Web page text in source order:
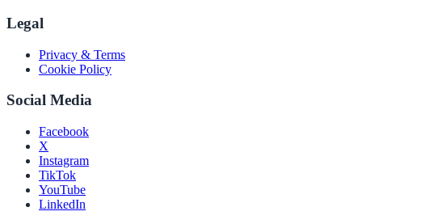
Legal
Privacy & Terms
Cookie Policy
Social Media
Facebook
X
Instagram
TikTok
YouTube
LinkedIn